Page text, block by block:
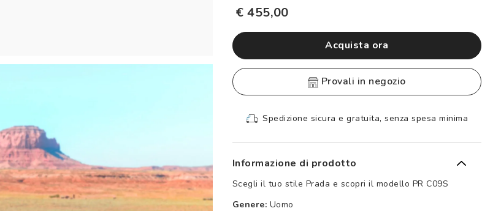
€ 455,00
Acquista ora
provali in negozio
Spedizione sicura e gratuita, senza spesa minima
Informazione di prodotto
Scegli il tuo stile Prada e scopri il modello PR C09S
Genere: Uomo